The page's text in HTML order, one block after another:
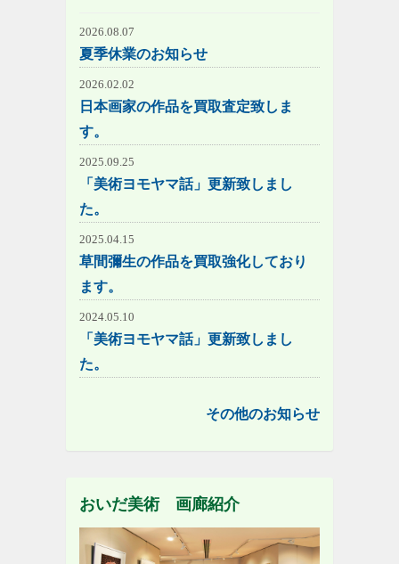
2026.08.07
夏季休業のお知らせ
2026.02.02
日本画家の作品を買取査定致しま
す。
2025.09.25
「美術ヨモヤマ話」更新致しまし
た。
2025.04.15
草間彌生の作品を買取強化しており
ます。
2024.05.10
「美術ヨモヤマ話」更新致しまし
た。
その他のお知らせ
おいだ美術 画廊紹介